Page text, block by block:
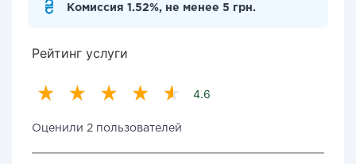
Комиссия 1.52%, не менее 5 грн.
Рейтинг услуги
4.6
Оценили 2 пользователей